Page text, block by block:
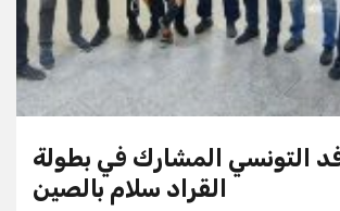
التونسي المشارك في بطولة
القراد سلام بالصين